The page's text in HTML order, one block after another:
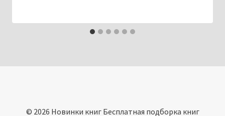
© 2026 Новинки книг Бесплатная подборка книг